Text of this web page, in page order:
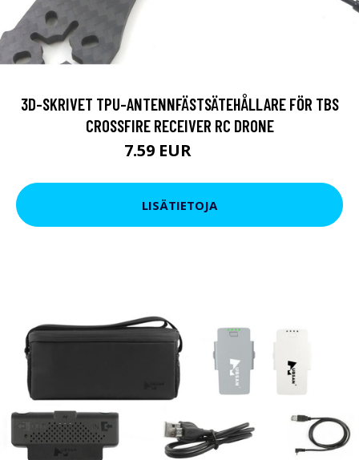
3D-SKRIVET TPU-ANTENNFÄSTSÄTEHÅLLARE FÖR TBS
CROSSFIRE RECEIVER RC DRONE
7.59 EUR
LISÄTIETOJA